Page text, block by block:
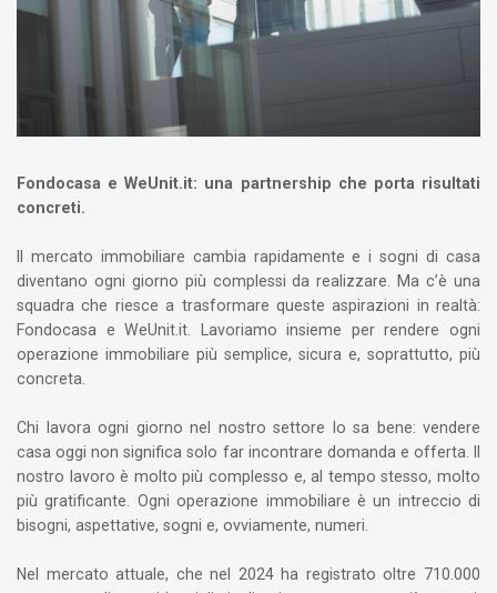
Fondocasa e WeUnit.it: una partnership che porta risultati
concreti.
Il mercato immobiliare cambia rapidamente e i sogni di casa
diventano ogni giorno più complessi da realizzare. Ma c’è una
squadra che riesce a trasformare queste aspirazioni in realtà:
Fondocasa e WeUnit.it. Lavoriamo insieme per rendere ogni
operazione immobiliare più semplice, sicura e, soprattutto, più
concreta.
Chi lavora ogni giorno nel nostro settore lo sa bene: vendere
casa oggi non significa solo far incontrare domanda e offerta. Il
nostro lavoro è molto più complesso e, al tempo stesso, molto
più gratificante. Ogni operazione immobiliare è un intreccio di
bisogni, aspettative, sogni e, ovviamente, numeri.
Nel mercato attuale, che nel 2024 ha registrato oltre 710.000